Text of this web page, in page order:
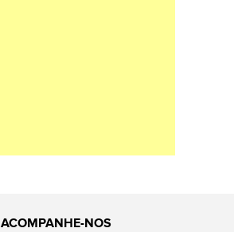
ACOMPANHE-NOS